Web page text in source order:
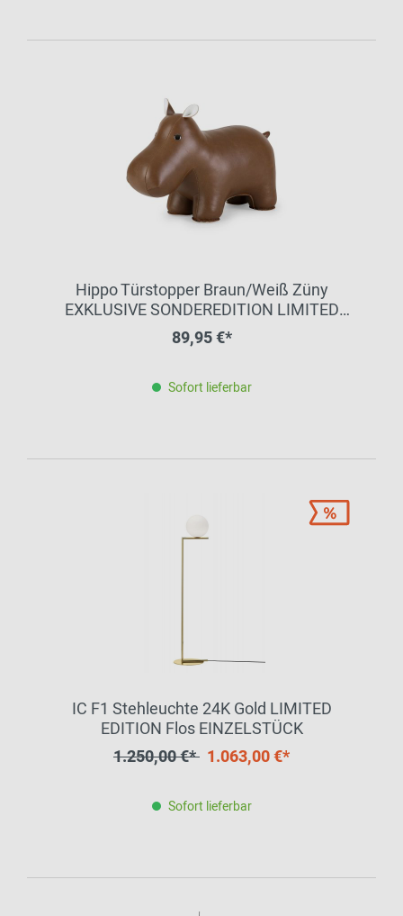
Hippo Türstopper Braun/Weiß Züny
EXKLUSIVE SONDEREDITION LIMITED
EDITION
89,95 €*
Sofort lieferbar
IC F1 Stehleuchte 24K Gold LIMITED
EDITION Flos EINZELSTÜCK
1.250,00 €* 1.063,00 €*
Sofort lieferbar